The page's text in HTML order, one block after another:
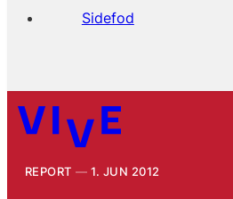
Sidefod
REPORT 1. JUN 2012